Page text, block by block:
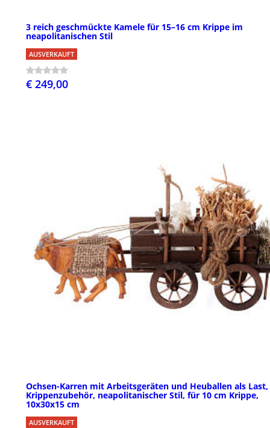
3 reich geschmückte Kamele für 15–16 cm Krippe im
neapolitanischen Stil
AUSVERKAUFT
€ 249,00
Ochsen-Karren mit Arbeitsgeräten und Heuballen als Last,
Krippenzubehör, neapolitanischer Stil, für 10 cm Krippe,
10x30x15 cm
AUSVERKAUFT